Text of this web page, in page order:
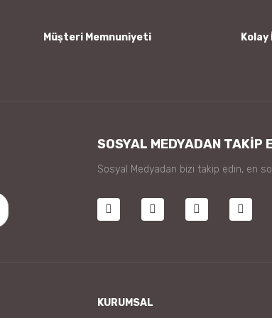
Müşteri Memnuniyeti Kolay
SOSYAL MEDYADAN TAKİP
Sosyal Medyadan bizi takip edin, en
KURUMSAL